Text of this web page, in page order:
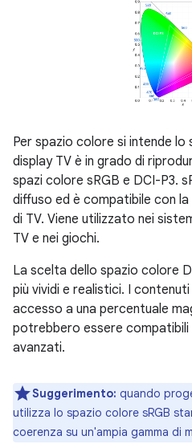
Per spazio colore si intende
display TV è in grado di
spazi colore sRGB e DCI-P3.
diffuso ed è compatibile con
di TV. Viene utilizzato nei
TV e nei giochi.
La scelta dello spazio colore
più vividi e realistici. I
accesso a una percentuale
potrebbero essere compatibili
avanzati.
Suggerimento: quando
utilizza lo spazio colore sRGB
coerenza su un'ampia gamma di